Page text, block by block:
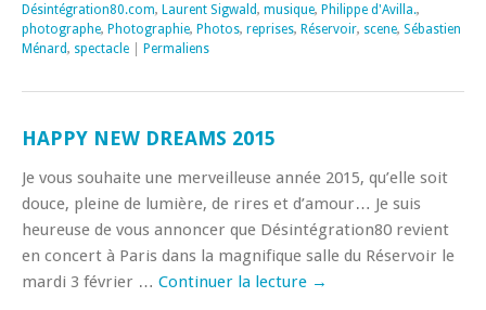
Désintégration80.com, Laurent Sigwald, musique, Philippe d'Avilla.,
photographe, Photographie, Photos, reprises, Réservoir, scene, Sébastien
Ménard, spectacle Permaliens
HAPPY NEW DREAMS 2015
Je vous souhaite une merveilleuse année 2015, qu’elle soit
douce, pleine de lumière, de rires et d’amour… Je suis
heureuse de vous annoncer que Désintégration80 revient
en concert à Paris dans la magnifique salle du Réservoir le
mardi 3 février … Continuer la lecture →